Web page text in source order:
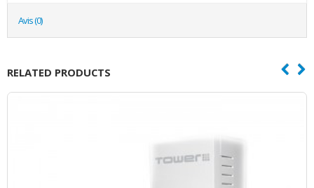
Avis (0)
RELATED PRODUCTS